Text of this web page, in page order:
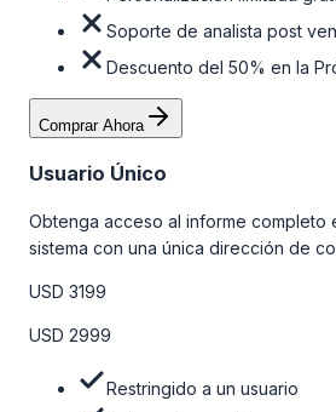
Soporte de analista post
Descuento del 50% en la
Comprar Ahora
Usuario Único
Obtenga acceso al informe completo
sistema con una única dirección de
la tabla de precios a continuación.
USD 3199
USD 2999
Restringido a un usuario